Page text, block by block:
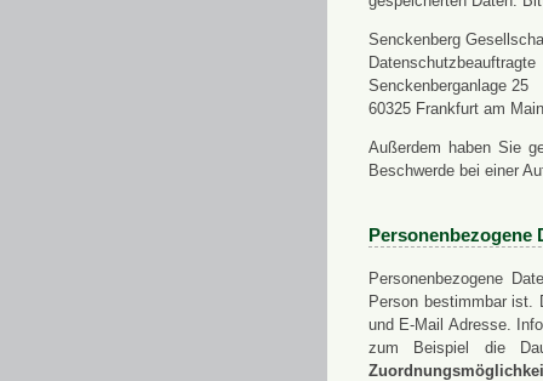
Senckenberg
Datenschutzbeauftragte
Senckenberganlage 25
60325 Frankfurt am Main
Außerdem haben Sie
Beschwerde bei einer
Personenbezogene
Personenbezogene
Person bestimmbar ist.
und E-Mail Adresse.
zum Beispiel die